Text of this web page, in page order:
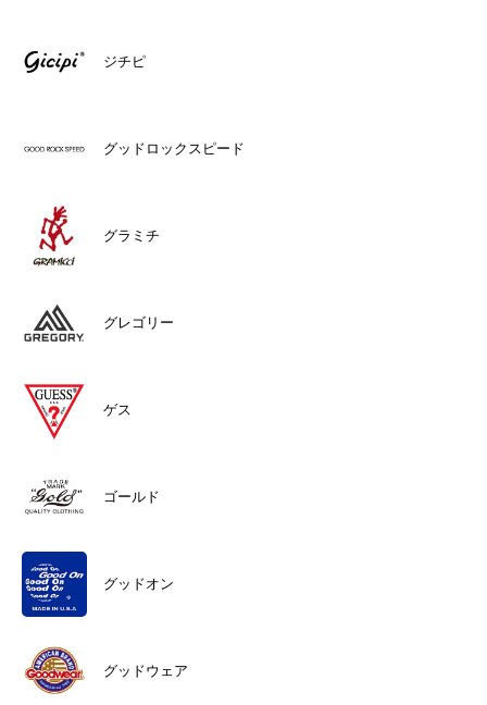
ジチピ
グッドロックスピード
グラミチ
グレゴリー
ゲス
ゴールド
グッドオン
グッドウェア